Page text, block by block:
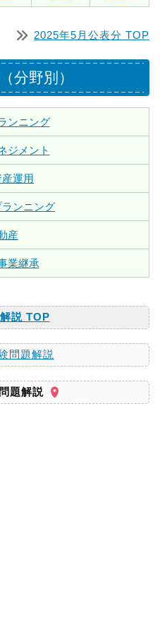
2025年5月公表分 TOP
分野別）
ンニング
ジメント
運用
ンニング
産
業継承
説 TOP
問題解説
題解説